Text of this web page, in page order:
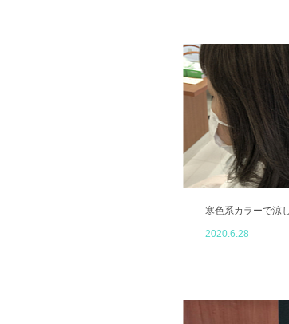
寒色系カラーで涼
2020.6.28